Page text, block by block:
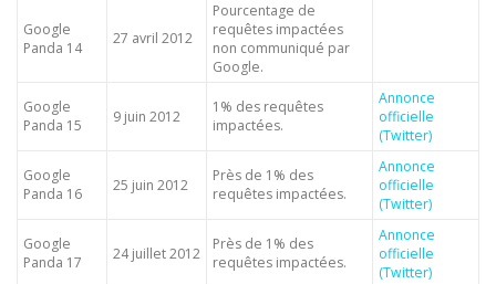
Google
Panda 14
27 avril 2012
Pourcentage de
requêtes impactées
non communiqué par
Google.
Google
Panda 15
9 juin 2012
1% des requêtes
impactées.
Annonce
officielle
(Twitter)
Google
Panda 16
25 juin 2012
Près de 1% des
requêtes impactées.
Annonce
officielle
(Twitter)
Google
Panda 17
24 juillet 2012
Près de 1% des
requêtes impactées.
Annonce
officielle
(Twitter)